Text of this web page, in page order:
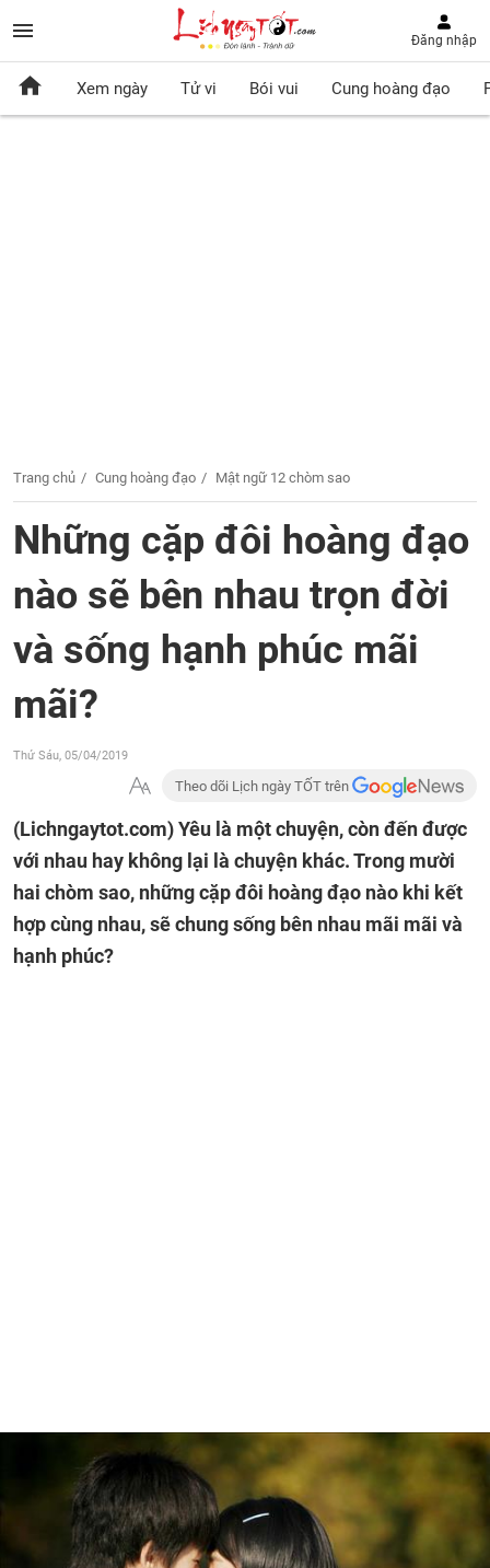
Đăng nhập
Xem ngày Tử vi Bói vui Cung hoàng đạo
Trang chủ Cung hoàng đạo Mật ngữ 12 chòm sao
Những cặp đôi hoàng đạo
nào sẽ bên nhau trọn đời
và sống hạnh phúc mãi
mãi?
Thứ Sáu, 05/04/2019
Theo dõi Lịch ngày TỐT trên
(Lichngaytot.com)Yêu là một chuyện, còn đến được
với nhau hay không lại là chuyện khác. Trong mười
hai chòm sao, những cặp đôi hoàng đạo nào khi kết
hợp cùng nhau, sẽ chung sống bên nhau mãi mãi và
hạnh phúc?